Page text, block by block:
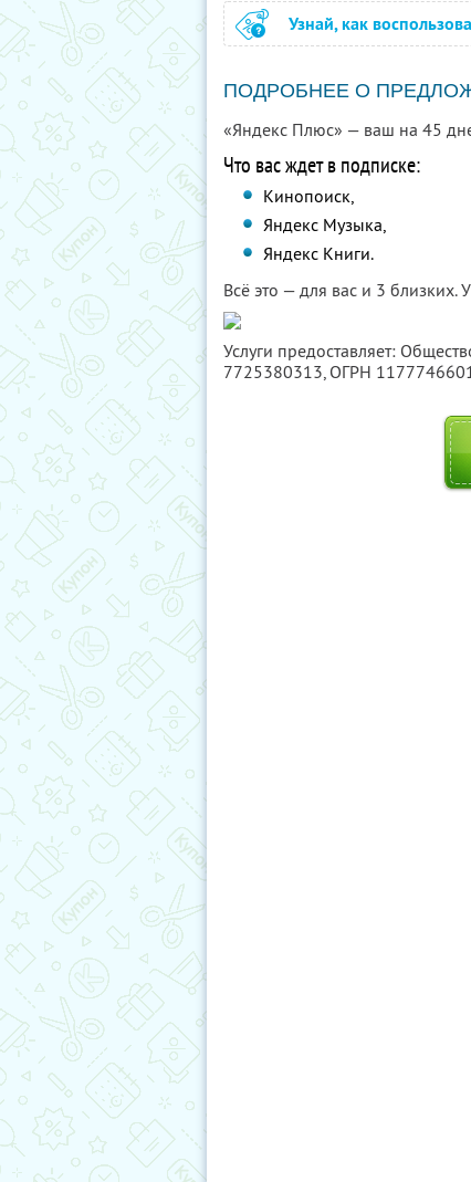
Узнай, как
ПОДРОБНЕЕ О
«Яндекс Плюс» — ваш на 45
Что вас ждет в подписке:
Кинопоиск,
Яндекс Музыка,
Яндекс Книги.
Всё это — для вас и 3 близких.
Услуги предоставляет:
7725380313, ОГРН